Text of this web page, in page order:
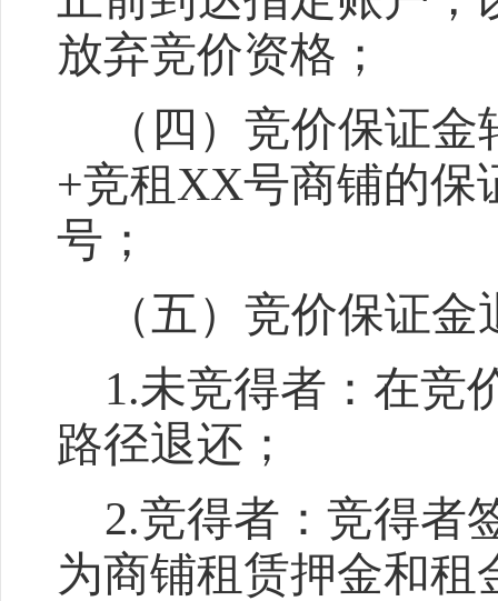
放弃竞价资格 ；
（四）竞价保证
+竞租XX号商铺的保
号 ；
（五）竞价保证
1.未竞得者：在竞
路径退还 ；
2.竞得者：竞得者
为商铺租赁押金和租